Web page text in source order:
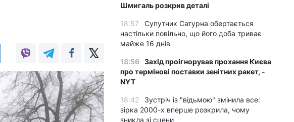
Шмигаль розкрив деталі
18:57
Супутник Сатурна обертається
настільки повільно, що його доба триває
майже 16 днів
18:56 Захід проігнорував прохання Києва
про термінові поставки зенітних ракет, -
NYT
18:42
Зустріч із "відьмою" змінила все:
зірка 2000-х вперше розкрила, чому
зникла зі сцени